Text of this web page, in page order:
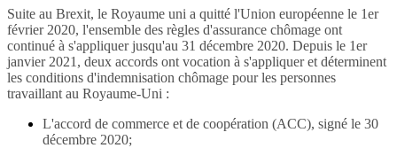
Suite au Brexit, le Royaume uni a quitté l'Union européenne le 1er
février 2020, l'ensemble des règles d'assurance chômage ont
continué à s'appliquer jusqu'au 31 décembre 2020. Depuis le 1er
janvier 2021, deux accords ont vocation à s'appliquer et déterminent
les conditions d'indemnisation chômage pour les personnes
travaillant au Royaume-Uni :
L'accord de commerce et de coopération (ACC), signé le 30
décembre 2020;